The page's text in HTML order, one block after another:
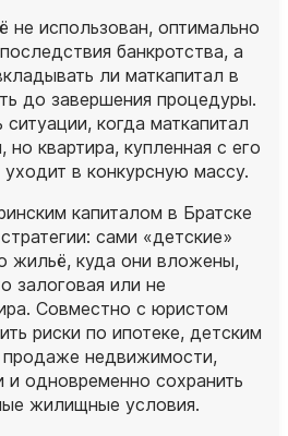
не использован, оптимально
банкротства, а
ли маткапитал в
до завершения процедуры.
когда маткапитал
квартира, купленная с его
в конкурсную массу.
капиталом в Братске
сами «детские»
жильё, куда они вложены,
залоговая или не
Совместно с юристом
риски по ипотеке, детским
недвижимости,
и одновременно сохранить
жилищные условия.